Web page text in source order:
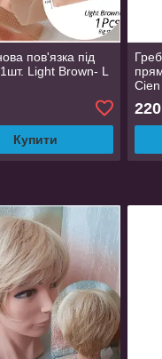
пов'язка під
Light Brown- L
Купити
220